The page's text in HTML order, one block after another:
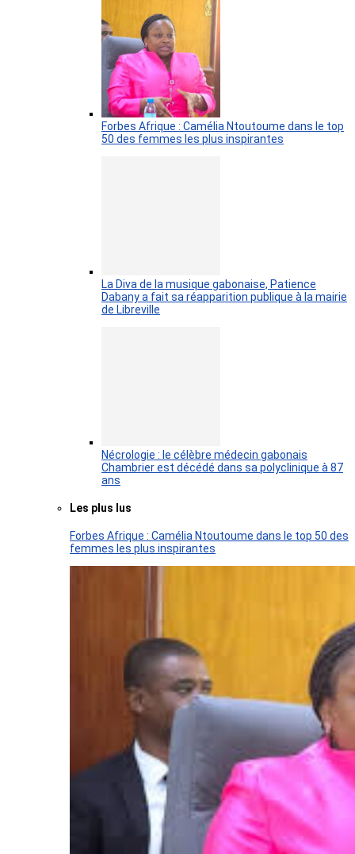
Forbes Afrique : Camélia Ntoutoume dans le top
50 des femmes les plus inspirantes
La Diva de la musique gabonaise, Patience
Dabany a fait sa réapparition publique à la mairie
de Libreville
Nécrologie : le célèbre médecin gabonais
Chambrier est décédé dans sa polyclinique à 87
ans
Les plus lus
Forbes Afrique : Camélia Ntoutoume dans le top 50 des
femmes les plus inspirantes